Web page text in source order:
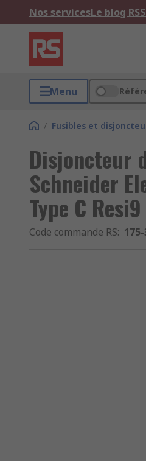
Nos servicesLe blog RS
Menu
/ Fusibles et
Disjoncteur
Schneider
Type C Resi9
Code commande RS: